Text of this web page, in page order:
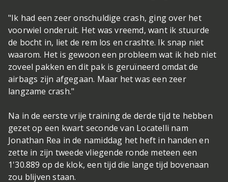
"Ik had een zeer onschuldige crash, ging over het
voorwiel onderuit. Het was vreemd, want ik stuurde
de bocht in, liet de rem los en crashte. Ik snap niet
waarom. Het is gewoon een probleem wat ik heb niet
zoveel pakken en dit pak is geruïneerd omdat de
airbags zijn afgegaan. Maar het was een zeer
langzame crash."
Na in de eerste vrije training de derde tijd te hebben
gezet op een kwart seconde van Locatelli nam
Jonathan Rea in de namiddag het heft in handen en
zette in zijn tweede vliegende ronde meteen een
1'30.889 op de klok, een tijd die lange tijd bovenaan
zou blijven staan.